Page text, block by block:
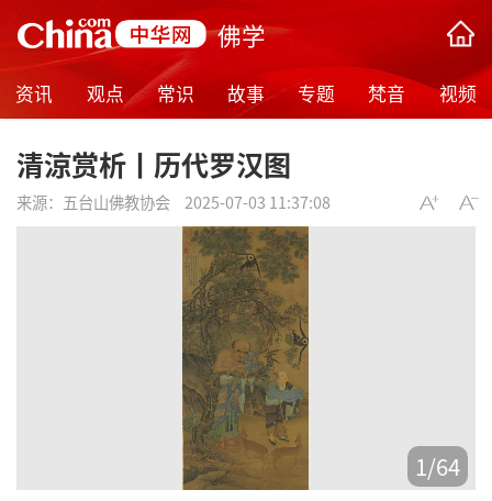
佛学
资讯 观点 常识 故事 专题 梵音 视频
清涼赏析丨历代罗汉图
来源： 五台山佛教协会 2025-07-03 11:37:08
1/64